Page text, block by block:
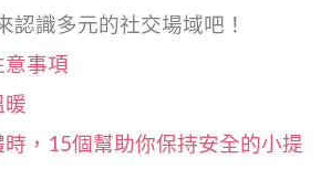
認識多元的社交場域吧！
事項
暖
，15個幫助你保持安全的小提